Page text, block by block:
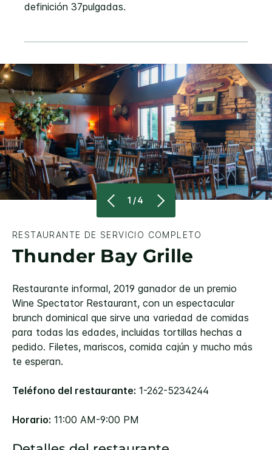
definición 37pulgadas.
1/4
RESTAURANTE DE SERVICIO COMPLETO
Thunder Bay Grille
Restaurante informal, 2019 ganador de un premio
Wine Spectator Restaurant, con un espectacular
brunch dominical que sirve una variedad de comidas
para todas las edades, incluidas tortillas hechas a
pedido. Filetes, mariscos, comida cajún y mucho más
te esperan.
Teléfono del restaurante: 1-262-5234244
Horario: 11:00 AM-9:00 PM